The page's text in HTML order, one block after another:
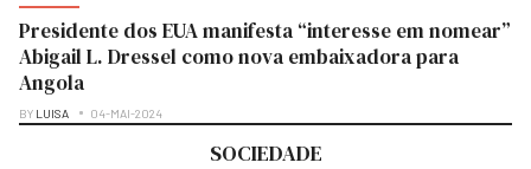
Presidente dos EUA manifesta “interesse em nomear”
Abigail L. Dressel como nova embaixadora para
Angola
BY LUISA 04-MAI-2024
SOCIEDADE